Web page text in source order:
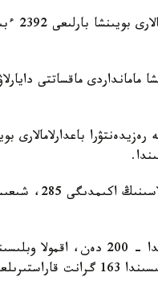
بيىل
مامانداردى ماقساتتى
باعدارلامالارى
ەڭ كوپ گرانت استانا قالاسىندا
قاراعاندى وبلىسىندا – 198، اتىراۋ وبلىسىندا – 187، ماڭعىستاۋ